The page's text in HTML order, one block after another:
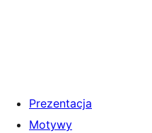
Prezentacja
Motywy